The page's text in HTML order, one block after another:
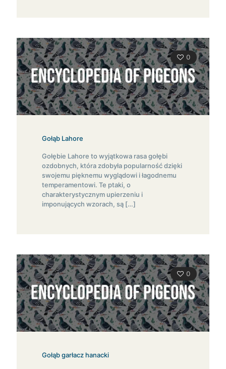
0
Gołąb Lahore
Gołębie Lahore to wyjątkowa rasa gołębi
ozdobnych, która zdobyła popularność dzięki
swojemu pięknemu wyglądowi i łagodnemu
temperamentowi. Te ptaki, o
charakterystycznym upierzeniu i
imponujących wzorach, są […]
0
Gołąb garłacz hanacki